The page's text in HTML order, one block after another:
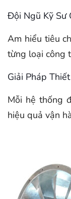
Đội Ngũ Kỹ Sư
Am hiểu tiêu
từng loại công
Giải Pháp
Mỗi hệ thống
hiệu quả vận